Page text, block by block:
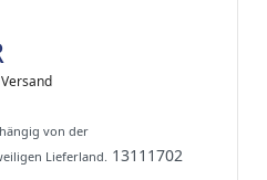
Versand
von der
Lieferland.
13111702